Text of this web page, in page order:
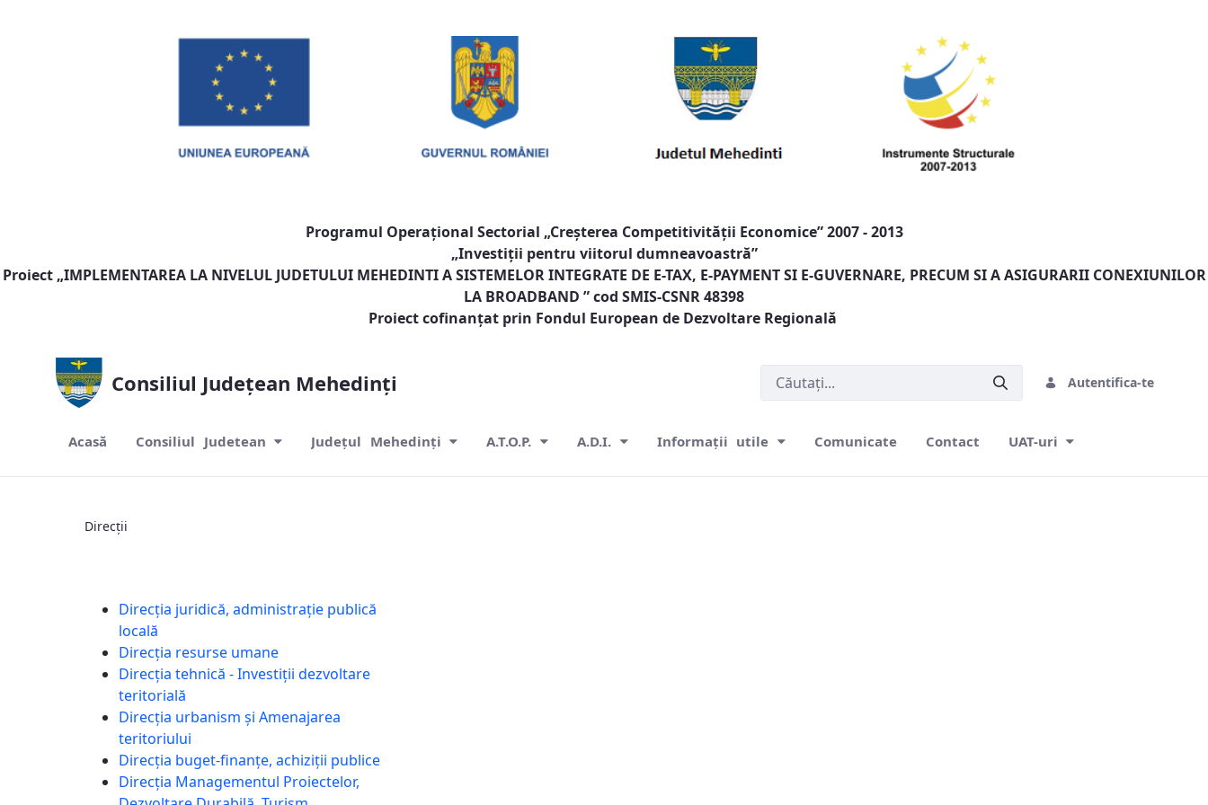
Programul Operaţional Sectorial „Creşterea Competitivităţii Economice” 2007 - 2013
„Investiţii pentru viitorul dumneavoastră”
Proiect „IMPLEMENTAREA LA NIVELUL JUDETULUI MEHEDINTI A SISTEMELOR INTEGRATE DE E-TAX, E-PAYMENT SI E-GUVERNARE, PRECUM SI A ASIGURARII CONEXIUNILOR
LA BROADBAND ” cod SMIS-CSNR 48398
Proiect cofinanţat prin Fondul European de Dezvoltare Regională
Consiliul Județean Mehedinți Autentifica-te
Acasă Consiliul Judetean Județul Mehedinți A.T.O.P. A.D.I. Informații utile Comunicate Contact UAT-uri
Direcții
Direcția juridică, administrație publică
locală
Direcția resurse umane
Direcția tehnică - Investiții dezvoltare
teritorială
Direcția urbanism și Amenajarea
teritoriului
Direcția buget-finanțe, achiziții publice
Direcția Managementul Proiectelor,